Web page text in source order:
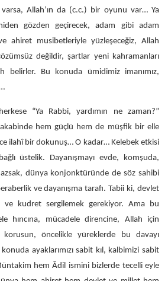
Allah’ın da (c.c.) bir oyunu var… Ya
gözden geçirecek, adam gibi adam
ahiret musibetleriyle yüzleşeceğiz, Allah
değildir, şartlar yeni kahramanları
belirler. Bu konuda ümidimiz imanımız,
“Ya Rabbi, yardımın ne zaman?”
hem güçlü hem de müşfik bir elle
ilahî bir dokunuş… O kadar… Kelebek etkisi
üstelik. Dayanışmayı evde, komşuda,
dünya konjonktüründe de söz sahibi
ve dayanışma tarafı. Tabii ki, devlet
ve kudret sergilemek gerekiyor. Ama bu
hıncına, mücadele direncine, Allah için
korusun, öncelikle yüreklerde bu davayı
ayaklarımızı sabit kıl, kalbimizi sabit
hem Âdil ismini bizlerde tecelli eyle